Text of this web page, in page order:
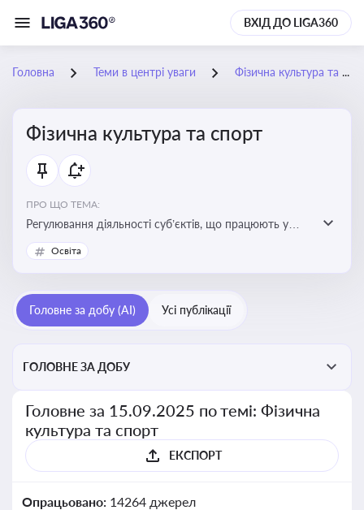
ВХІД ДО LIGA360
Головна Теми в центрі уваги Фізична культура та спорт
Фізична культура та спорт
ПРО ЩО ТЕМА:
Регулювання діяльності суб’єктів, що працюють у
сфері фізичної культури та спорту, включаючи
оздоровлення населення, професійний і аматорський
потенціалу, соціального захисту та ефективної
реалізації державної політики у цій галузі
Освіта
Головне за добу (AI) Усі публікації
ГОЛОВНЕ ЗА ДОБУ
Головне за 15.09.2025 по темі: Фізична
культура та спорт
ЕКСПОРТ
Опрацьовано: 14264 джерел